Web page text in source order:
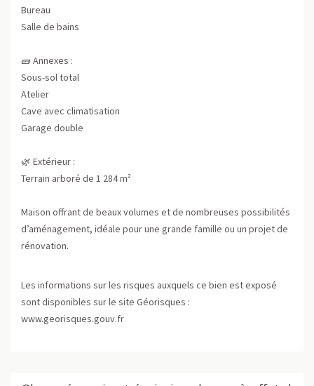
Bureau
Salle de bains
🧱 Annexes :
Sous-sol total
Atelier
Cave avec climatisation
Garage double
🌿 Extérieur :
Terrain arboré de 1 284 m²
Maison offrant de beaux volumes et de nombreuses possibilités
d’aménagement, idéale pour une grande famille ou un projet de
rénovation.
Les informations sur les risques auxquels ce bien est exposé
sont disponibles sur le site Géorisques :
www.georisques.gouv.fr